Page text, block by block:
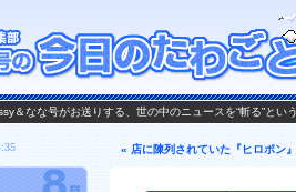
＆なな号がお送りする、世の中のニュースを“斬る”と
« 店に陳列されていた『ヒロポン』